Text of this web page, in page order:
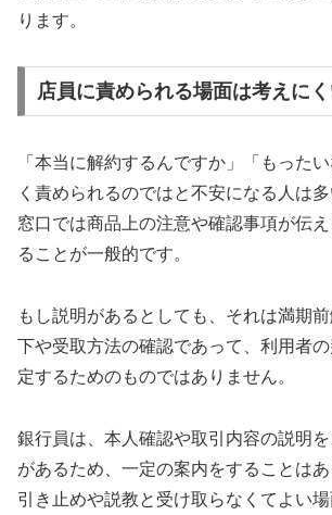
ります。
店員に責められる場面は考えに
「本当に解約するんですか」「もった
く責められるのではと不安になる人は
窓口では商品上の注意や確認事項が伝
ることが一般的です。
もし説明があるとしても、それは満期
下や受取方法の確認であって、利用者
定するためのものではありません。
銀行員は、本人確認や取引内容の説明
があるため、一定の案内をすることは
引き止めや説教と受け取らなくてよい